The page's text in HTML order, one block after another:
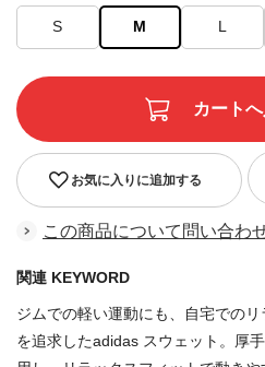
S M L
お気に入りに追加する
この商品について問い合わ
関連 KEYWORD
ジムでの軽い運動にも、自宅での
を追求したadidas スウェット。厚